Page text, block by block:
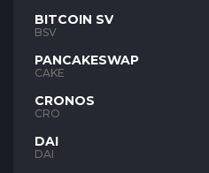
BITCOIN SV
BSV
PANCAKESWAP
CAKE
CRONOS
CRO
DAI
DAI